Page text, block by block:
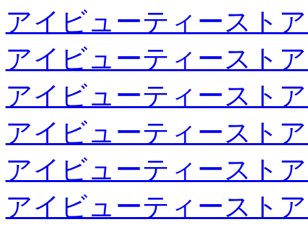
アイビューティースト
アイビューティースト
アイビューティースト
アイビューティースト
アイビューティースト
アイビューティースト